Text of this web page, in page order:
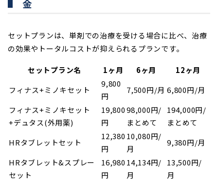
金
セットプランは、単剤での治療を受ける場合に比べ、治療
の効果やトータルコストが抑えられるプランです。
セットプラン名 1ヶ月 6ヶ月
12ヶ月
フィナス+ミノキセット
9,800
円
7,500円/月 6,800円/月
フィナス+ミノキセット
+デュタス(外用薬)
19,800
円
98,000円/
まとめて
194,000円/
まとめて
HRタブレットセット
12,380
円
10,080円/
月
9,380円/月
HRタブレット&スプレー
セット
16,980
円
14,134円/
月
13,500円/
月